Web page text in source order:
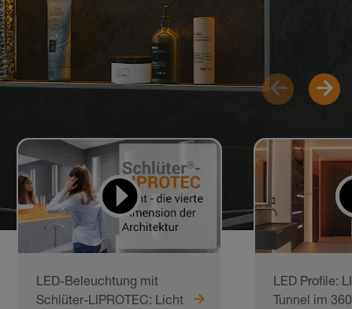
LED-Beleuchtung mit
Schlüter-LIPROTEC: Licht
LED Profile:
Tunnel im